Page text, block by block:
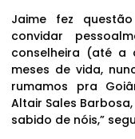
Jaime fez
convidar
conselheira (até a
meses de vida,
rumamos pra
Altair Sales
sabido de nóis,”